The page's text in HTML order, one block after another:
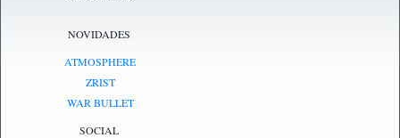
NOVIDADES
ATMOSPHERE
ZRIST
WAR BULLET
SOCIAL